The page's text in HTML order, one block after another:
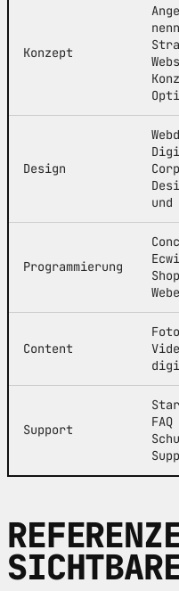
Konzept
Design
Programmierung
Content
Support